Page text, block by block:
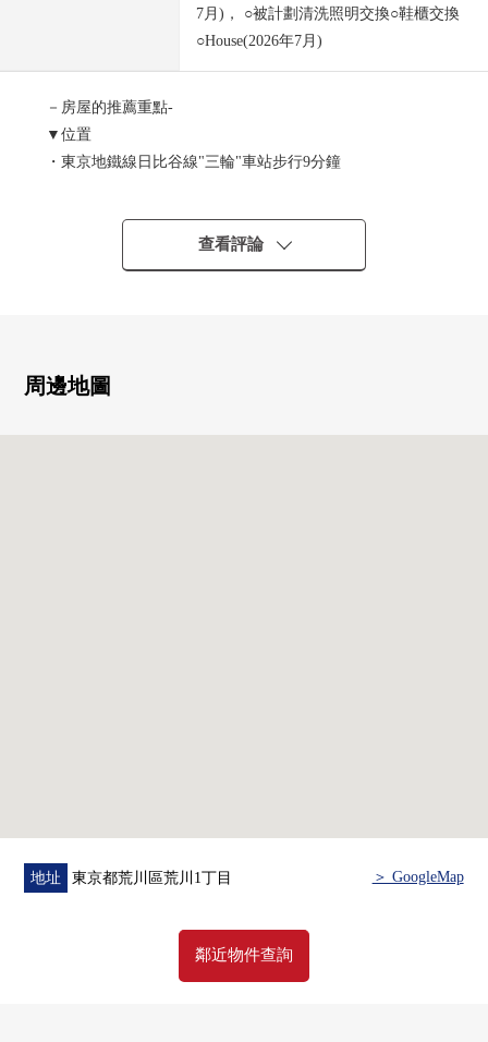
7月)， ○被計劃清洗照明交換○鞋櫃交換
○House(2026年7月)
－房屋的推薦重點-
▼位置
・東京地鐵線日比谷線"三輪"車站步行9分鐘
・都電荒川線"荒川區役所前"車站步行6分鐘
・寵物飼養可(有細則)
■ 在找想要的家方面給予幫助的━━━━━・・・
房屋的詳細、需討論是如感興趣,歡迎請隨時聯繫我們。
查看評論
周邊地圖
地址 東京都荒川區荒川1丁目 ＞ GoogleMap
鄰近物件查詢